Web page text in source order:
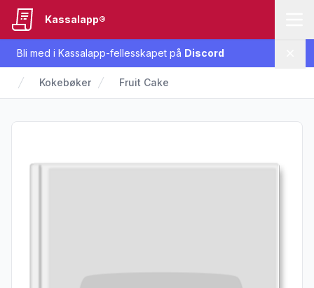
Bli med i Kassalapp-fellesskapet på Discord
Kassalapp®
Kokebøker Fruit Cake